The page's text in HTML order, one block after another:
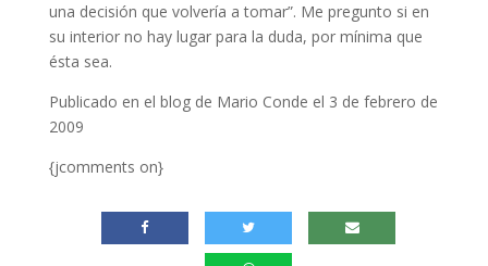
una decisión que volvería a tomar”. Me pregunto si en
su interior no hay lugar para la duda, por mínima que
ésta sea.
Publicado en el blog de Mario Conde el 3 de febrero de
2009
{jcomments on}